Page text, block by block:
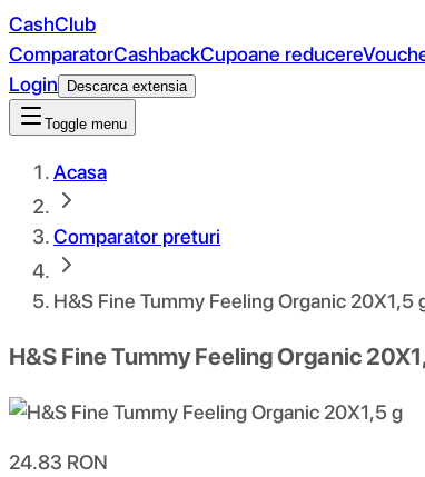
CashClub
ComparatorCashbackCupoane reducere
Login
Descarca extensia
Toggle menu
Acasa
Comparator preturi
H&S Fine Tummy Feeling Organic 20X1,5
H&S Fine Tummy Feeling Organic
24.83 RON